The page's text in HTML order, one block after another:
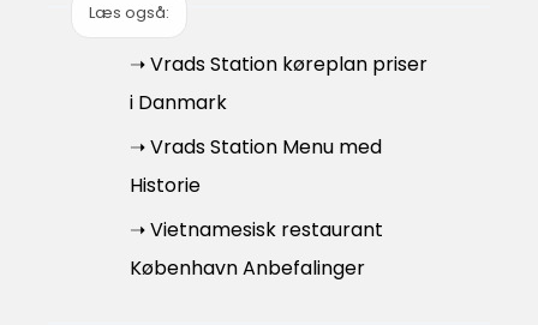
Læs også:
➝ Vrads Station køreplan priser
i Danmark
➝ Vrads Station Menu med
Historie
➝ Vietnamesisk restaurant
København Anbefalinger